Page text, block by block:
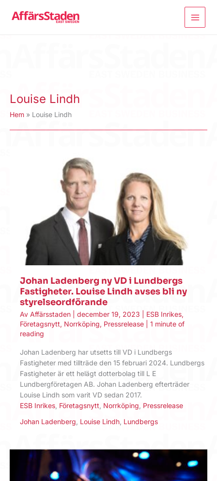
Louise Lindh
Hem Louise Lindh
Johan Ladenberg ny VD i Lundbergs
Fastigheter. Louise Lindh avses bli ny
styrelseordförande
Av Affärsstaden december 19, 2023 ESB Inrikes,
Företagsnytt, Norrköping, Pressrelease
1 minute of
reading
Johan Ladenberg har utsetts till VD i Lundbergs
Fastigheter med tillträde den 15 februari 2024. Lundbergs
Fastigheter är ett helägt dotterbolag till L E
Lundbergföretagen AB. Johan Ladenberg efterträder
Louise Lindh som varit VD sedan 2017.
ESB Inrikes Företagsnytt Norrköping Pressrelease
Johan Ladenberg Louise Lindh Lundbergs